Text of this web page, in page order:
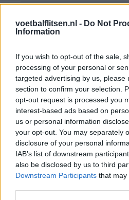
voetbalflitsen.nl - Do Not
Information
If you wish to opt-out of the sale,
processing of your personal or
targeted advertising by us, please
section to confirm your selection.
opt-out request is processed you
interest-based ads based on
us or personal information
your opt-out. You may separately
disclosure of your personal
IAB’s list of downstream
also be disclosed by us to third
Downstream Participants that may
Sauer naar Stuttgart bijna
en Hadj Moussa mogen
Feyenoord sluit
er nog op het programma
Shaqueel van Persie
keuze voor Marokko
Brengt Sporting Portugal
problemen rond Hadj